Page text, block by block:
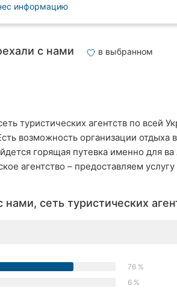
информацию
с нами в выбранном
туристических агентств по всей
возможность организации отдыха
горящая путевка именно для
агентство – предоставляем
сеть туристических
76 %
6 %